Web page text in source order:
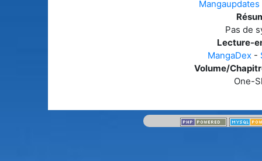
Mangaupdates
Pas de
Lecture-
MangaDex-
Volume/
One-